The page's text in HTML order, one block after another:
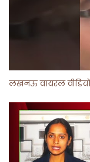
लखनऊ वायरल